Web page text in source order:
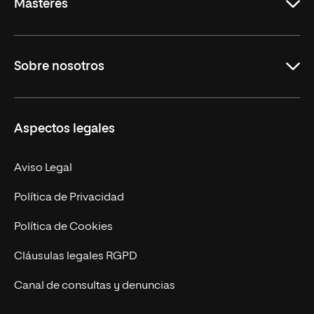
Másteres
Derecho
Empresa
MBA
Marketing y Comunicación
Ingeniería
Diseño
Ciencias de la Salud
Sobre nosotros
Nuestro Equipo
Contacto
Aspectos legales
Aviso Legal
Política de Privacidad
Política de Cookies
Cláusulas legales RGPD
Canal de consultas y denuncias